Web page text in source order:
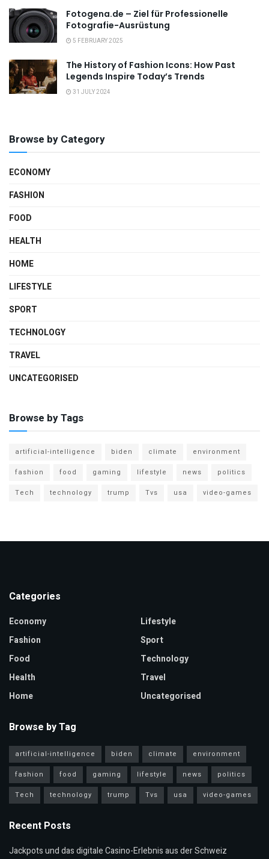
Fotogena.de – Ziel für Professionelle
Fotografie-Ausrüstung
5 FEBRUARY 2025
The History of Fashion Icons: How Past
Legends Inspire Today’s Trends
31 JULY 2024
Browse by Category
ECONOMY
FASHION
FOOD
HEALTH
HOME
LIFESTYLE
SPORT
TECHNOLOGY
TRAVEL
UNCATEGORISED
Browse by Tags
artificial-intelligence biden climate
environment
fashion
food gaming lifestyle news
politics
Tech
technology trump Tvs usa video-games
Categories
Economy
Fashion
Food
Health
Home
Lifestyle
Sport
Technology
Travel
Uncategorised
Browse by Tag
artificial-intelligence biden climate
environment
fashion
food gaming lifestyle news
politics
Tech
technology trump Tvs usa video-games
Recent Posts
Jackpots und das digitale Casino-Erlebnis aus der Schweiz